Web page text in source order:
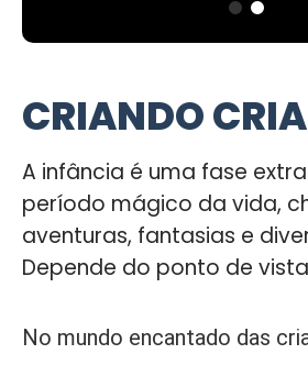
CRIANDO
A infância é uma fase
período mágico da vida,
aventuras, fantasias e
Depende do ponto de
No mundo encantado das